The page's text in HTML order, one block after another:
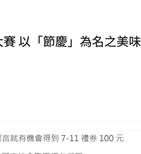
以「節慶」為名之美味